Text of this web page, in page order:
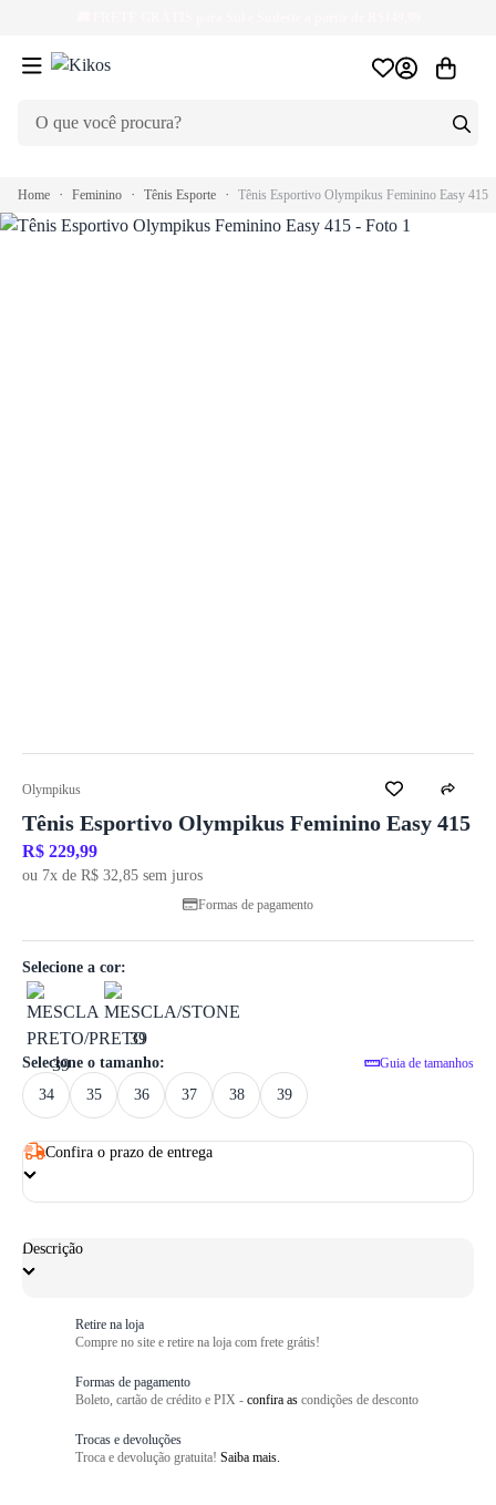
Home Feminino Tênis Esporte Tênis Esportivo Olympikus Feminino Easy 415
Olympikus
Tênis Esportivo Olympikus Feminino Easy 415
R$ 229,99
ou 7x de R$ 32,85 sem juros
Formas de pagamento
Selecione o tamanho: Guia de tamanhos
34 35 36 37 38 39
Selecione a cor:
Confira o prazo de entrega
Descrição
Retire na loja
Compre no site e retire na loja com frete grátis!
Formas de pagamento
Boleto, cartão de crédito e PIX - confira as condições de desconto
Trocas e devoluções
Troca e devolução gratuita! Saiba mais.